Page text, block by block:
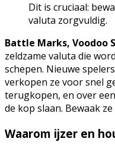
Dit is cruciaal:
valuta zorgvuldig.
Battle Marks, Voodoo
zeldzame valuta die
schepen. Nieuwe
verkopen ze voor snel
terugkopen, en over
de kop slaan. Bewaak
Waarom ijzer en